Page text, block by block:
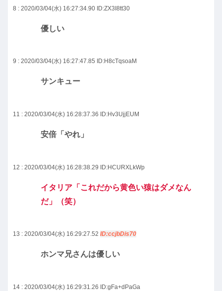
8 : 2020/03/04(水) 16:27:34.90 ID:ZX3I8tt30
優しい
9 : 2020/03/04(水) 16:27:47.85 ID:H8cTqsoaM
サンキュー
11 : 2020/03/04(水) 16:28:37.36 ID:Hv3UjjEUM
安倍「やれ」
12 : 2020/03/04(水) 16:28:38.29 ID:HCURXLkWp
イタリア「これだから黄色い猿はダメなん
だ」（笑）
13 : 2020/03/04(水) 16:29:27.52 ID:ccjbDis70
ホンマ兄さんは優しい
14 : 2020/03/04(水) 16:29:31.26 ID:gFa+dPaGa